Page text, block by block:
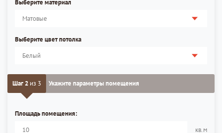
Выберите материал
Выберите цвет потолка
Шаг 2 из 3 Укажите параметры помещения
Площадь помещения:
кв.м